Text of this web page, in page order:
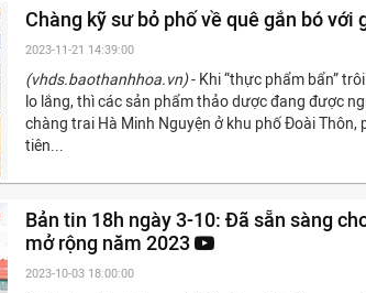
Chàng kỹ sư bỏ phố về quê gắn bó với
2023-11-21 14:39:00
(vhds.baothanhhoa.vn)- Khi “thực phẩm bẩn”
lo lắng, thì các sản phẩm thảo dược đang được
chàng trai Hà Minh Nguyện ở khu phố Đoài Thôn,
tiên...
Bản tin 18h ngày 3-10: Đã sẵn sàng
mở rộng năm 2023
2023-10-03 18:00:00